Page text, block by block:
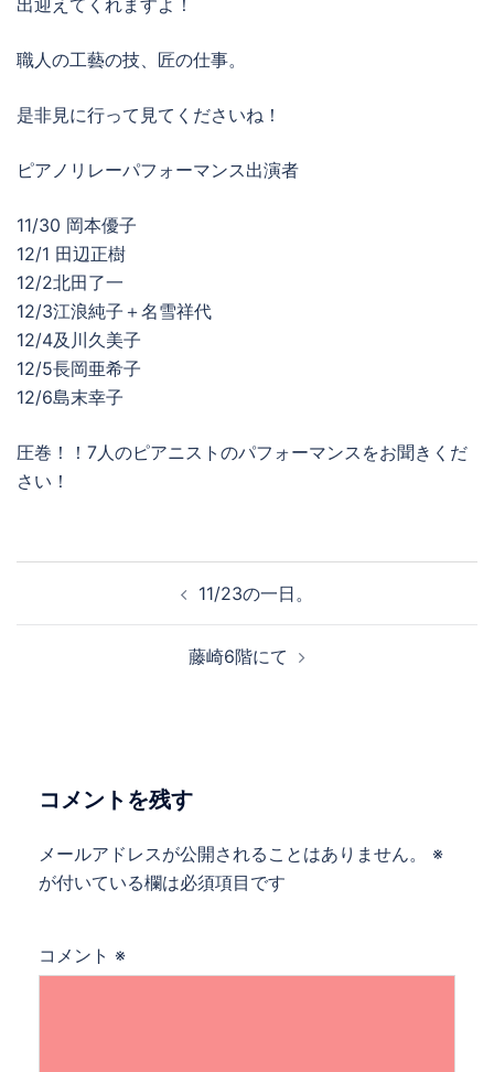
職人の工藝の技、匠の仕事。
是非見に行って見てくださいね！
ピアノリレーパフォーマンス出演者
11/30 岡本優子
12/1 田辺正樹
12/2北田了一
12/3江浪純子＋名雪祥代
12/4及川久美子
12/5長岡亜希子
12/6島末幸子
圧巻！！7人のピアニストのパフォーマンスをお聞きくだ
さい！
ョ
11/23の一日。
藤崎6階にて
コメントを残す
メールアドレスが公開されることはありません。
※
が付いている欄は必須項目です
コメント ※